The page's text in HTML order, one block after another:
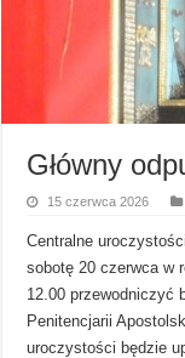
Główny
15 czerwca 2026
Centralne
sobotę 20 czerwca w
12.00 przewodniczyć
Penitencjarii
uroczystości będzie